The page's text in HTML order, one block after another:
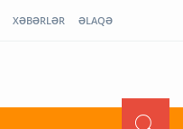
XƏBƏRLƏR ƏLAQƏ